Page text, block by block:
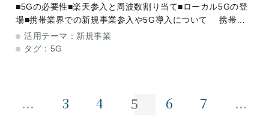
■5Gの必要性■楽天参入と周波数割り当て■ローカル5Gの登
場■携帯業界での新規事業参入や5G導入について 携帯電
話業界では令和元年を5G元年と呼んでいます。既に韓国、
米国やスイスで
活用テーマ： 新規事業
タグ： 5G
... 3 4 5 6 7 ...